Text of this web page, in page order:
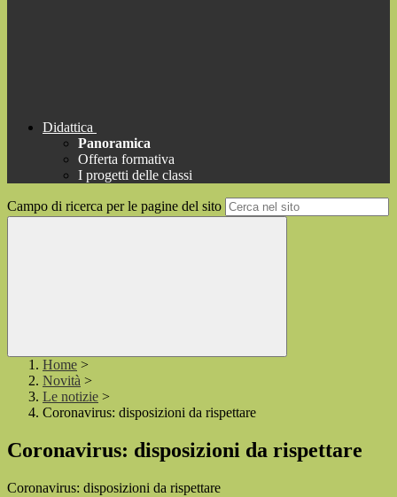
Didattica
Panoramica
Offerta formativa
I progetti delle classi
Campo di ricerca per le pagine del sito
Home >
Novità >
Le notizie >
Coronavirus: disposizioni da rispettare
Coronavirus: disposizioni da rispettare
Coronavirus: disposizioni da rispettare